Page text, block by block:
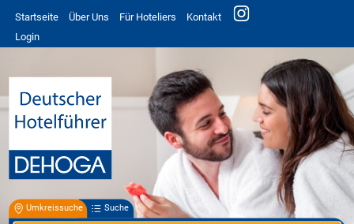
Startseite Über Uns Für Hoteliers
Kontakt
Login
Umkreissuche Suche